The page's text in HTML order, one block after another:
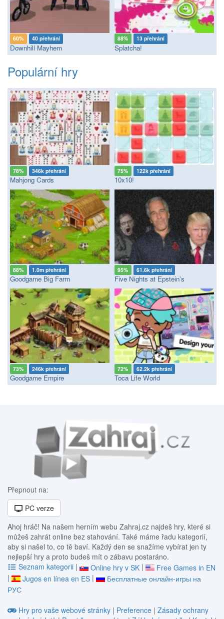
60% 40 přehrání
Downhill Mayhem
88% 13 přehrání
Splatcha!
Populární hry
78% 346k přehrání
Mahjong Cards
75% 122k přehrání
10x10!
88% 1.0m přehrání
Goodgame Big Farm
95% 61.6k přehrání
Five Nights at Epstein’s
73% 246k přehrání
Goodgame Empire
72% 62.2k přehrání
Toca Life World
Přepnout na:
PC verze
Ahoj hráč! Na našem herním webu Zahraj.cz najdeš hry, které si
můžeš zahrát online bez stahování. Také máme řadu kategorií,
aby si našel to, co tě baví. Každý den se snažíme vybírat jen ty
nejlepší hry a proto budeš mít o zábavu postaráno.
Seznam kategorii | Online hry v SK |
Free Games in EN
|
Jugos en línea en ES |
Бесплатные онлайн-игры на
РУС
Hry pro vaše webové stránky | Preference | Zásady ochrany